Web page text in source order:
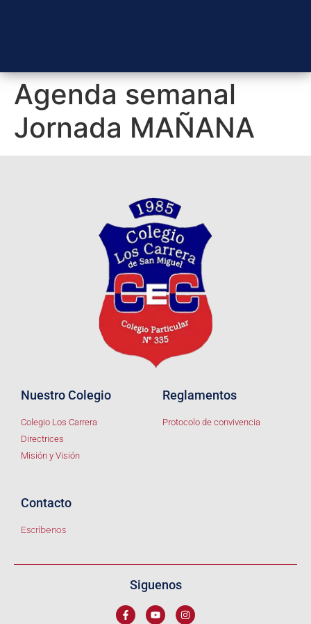
Agenda semanal
Jornada MAÑANA
Nuestro Colegio
Colegio Los Carrera
Directrices
Misión y Visión
Reglamentos
Protocolo de convivencia
Contacto
Escríbenos
Siguenos